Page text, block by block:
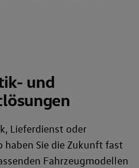
und
Lieferdienst oder
haben Sie die Zukunft fast
Fahrzeugmodellen